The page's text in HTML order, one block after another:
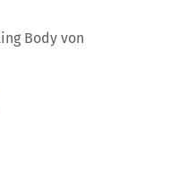
Body von